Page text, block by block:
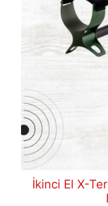
İkinci El X-